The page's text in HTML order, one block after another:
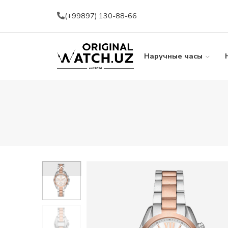
(+99897) 130-88-66
Наручные часы